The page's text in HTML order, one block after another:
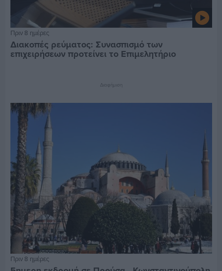
Πριν 8 ημέρες
Διακοπές ρεύματος: Συνασπισμό των
επιχειρήσεων προτείνει το Επιμελητήριο
Διαφήμιση
Πριν 8 ημέρες